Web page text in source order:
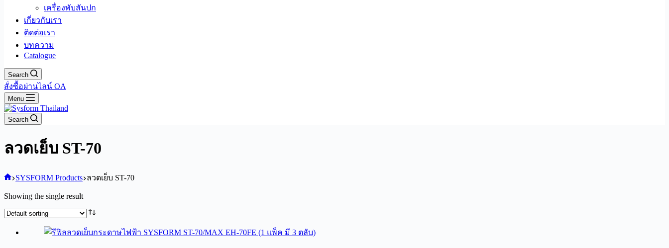
เครื่องพับสันปก
เกี่ยวกับเรา
ติดต่อเรา
บทความ
Catalogue
Search
สั่งซื้อผ่านไลน์ OA
Menu
Search
ลวดเย็บ ST-70
Home
SYSFORM Products ลวดเย็บ ST-70
Showing the single result